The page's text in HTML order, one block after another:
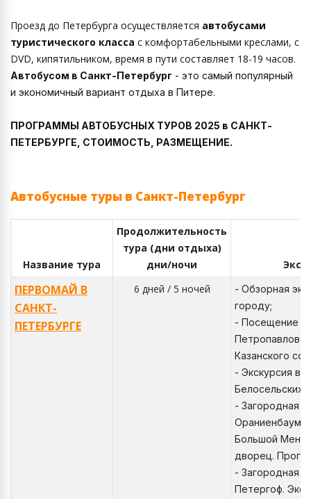
Проезд до Петербурга осуществляется автобусами
туристического класса с комфортабельными креслами, с
DVD, кипятильником, время в пути составляет 18-19 часов.
Автобусом в Санкт-Петербург - это самый популярный
и экономичный вариант отдыха в Питере.
ПРОГРАММЫ АВТОБУСНЫХ ТУРОВ 2025 в САНКТ-
ПЕТЕРБУРГЕ, СТОИМОСТЬ, РАЗМЕЩЕНИЕ.
Автобусные туры в Санкт-Петербург
Название тура
Продолжительность
тура (дни отдыха)
дни/ночи
ПЕРВОМАЙ В
САНКТ-
ПЕТЕРБУРГЕ
6 дней / 5 ночей
- Обзорная
городу;
- Посещение
Казанского
- Экскурсия
Белосельских
- Загородная
Ораниенбаум.
Большой
дворец.
- Загородная
Петергоф.